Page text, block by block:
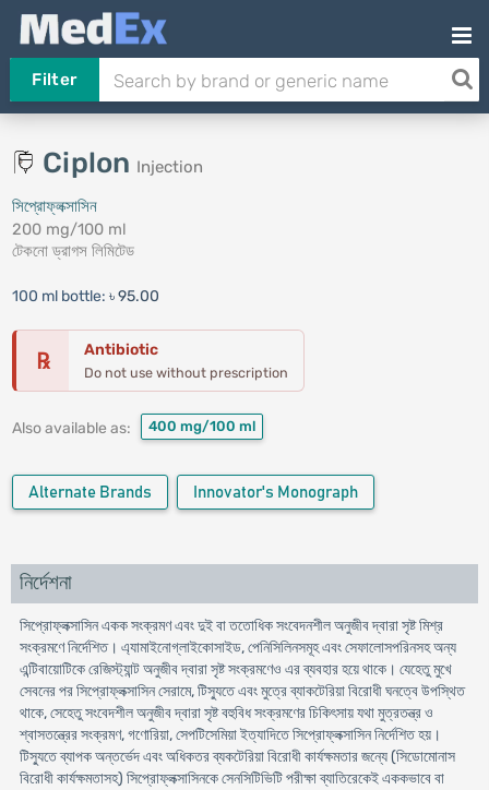
Filter
Ciplon Injection
সিপ্রোফ্লক্সাসিন
200 mg/100 ml
টেকনো ড্রাগস লিমিটেড
100 ml bottle: ৳ 95.00
℞ Antibiotic
Do not use without prescription
Also available as: 400 mg/100 ml
Alternate Brands Innovator's Monograph
নির্দেশনা
সিপ্রোফ্লক্সাসিন একক সংক্রমণ এবং দুই বা ততোধিক সংবেদনশীল অনুজীব দ্বারা সৃষ্ট মিশ্র
সংক্রমণে নির্দেশিত। এ্যামাইনোগ্লাইকোসাইড, পেনিসিলিনসমূহ এবং সেফালোসপরিনসহ অন্য
এন্টিবায়োটিকে রেজিস্ট্যান্ট অনুজীব দ্বারা সৃষ্ট সংক্রমণেও এর ব্যবহার হয়ে থাকে। যেহেতু মুখে
সেবনের পর সিপ্রোফ্লক্সাসিন সেরামে, টিস্যুতে এবং মুত্রে ব্যাকটেরিয়া বিরোধী ঘনত্বে উপস্থিত
থাকে, সেহেতু সংবেদশীল অনুজীব দ্বারা সৃষ্ট বহুবিধ সংক্রমণের চিকিৎসায় যথা মুত্রতন্ত্র ও
শ্বাসতন্ত্রের সংক্রমণ, গণোরিয়া, সেপটিসেমিয়া ইত্যাদিতে সিপ্রোফ্লক্সাসিন নির্দেশিত হয়।
টিস্যুতে ব্যাপক অন্তর্ভেদ এবং অধিকতর ব্যকটেরিয়া বিরোধী কার্যক্ষমতার জন্যে (সিডোমোনাস
বিরোধী কার্যক্ষমতাসহ) সিপ্রোফ্লক্সাসিনকে সেনসিটিভিটি পরীক্ষা ব্যাতিরেকেই এককভাবে বা